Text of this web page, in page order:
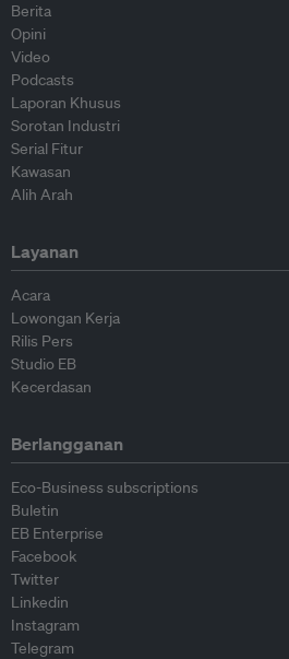
Berita
Opini
Video
Podcasts
Laporan Khusus
Sorotan Industri
Serial Fitur
Kawasan
Alih Arah
Layanan
Acara
Lowongan Kerja
Rilis Pers
Studio EB
Kecerdasan
Berlangganan
Eco-Business subscriptions
Buletin
EB Enterprise
Facebook
Twitter
Linkedin
Instagram
Telegram